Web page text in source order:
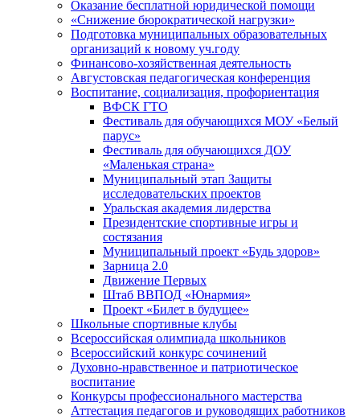
Оказание бесплатной юридической помощи
«Снижение бюрократической нагрузки»
Подготовка муниципальных образовательных
организаций к новому уч.году
Финансово-хозяйственная деятельность
Августовская педагогическая конференция
Воспитание, социализация, профориентация
ВФСК ГТО
Фестиваль для обучающихся МОУ «Белый
парус»
Фестиваль для обучающихся ДОУ
«Маленькая страна»
Муниципальный этап Защиты
исследовательских проектов
Уральская академия лидерства
Президентские спортивные игры и
состязания
Муниципальный проект «Будь здоров»
Зарница 2.0
Движение Первых
Штаб ВВПОД «Юнармия»
Проект «Билет в будущее»
Школьные спортивные клубы
Всероссийская олимпиада школьников
Всероссийский конкурс сочинений
Духовно-нравственное и патриотическое
воспитание
Конкурсы профессионального мастерства
Аттестация педагогов и руководящих работников